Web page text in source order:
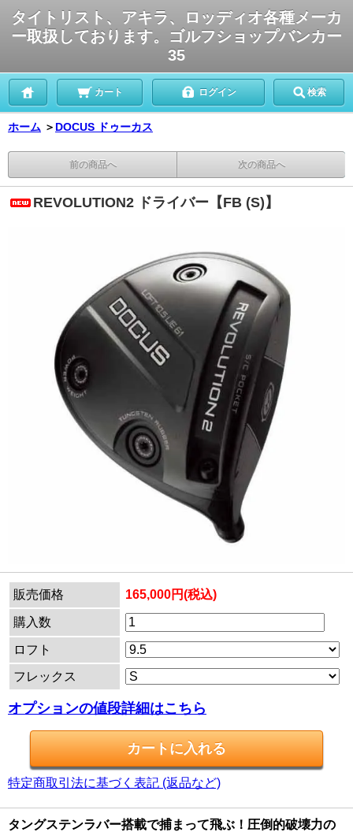
タイトリスト、アキラ、ロッディオ各種メーカ
ー取扱しております。ゴルフショップバンカー
35
カート ログイン 検索
ホーム ＞ DOCUS ドゥーカス
前の商品へ 次の商品へ
REVOLUTION2 ドライバー【FB (S)】
販売価格 165,000円(税込)
購入数
ロフト
フレックス
オプションの値段詳細はこちら
特定商取引法に基づく表記 (返品など)
タングステンラバー搭載で捕まって飛ぶ！圧倒的破壊力の